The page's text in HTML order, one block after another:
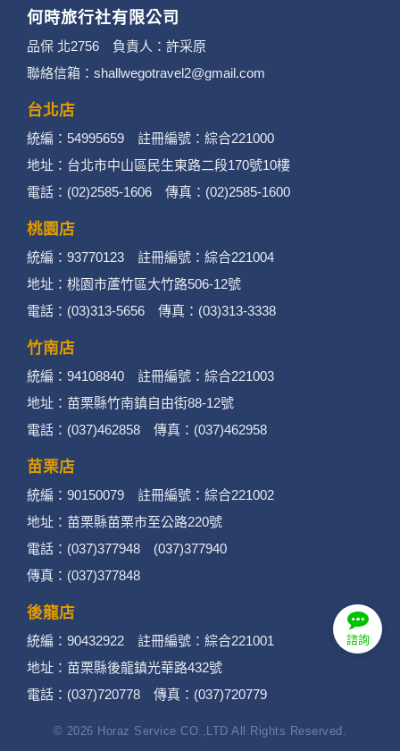
諮詢
何時旅行社有限公司
品保 北2756 負責人：許采原
聯絡信箱：shallwegotravel2@gmail.com
台北店
統編：54995659 註冊編號：綜合221000
地址：台北市中山區民生東路二段170號10樓
電話：(02)2585-1606 傳真：(02)2585-1600
桃園店
統編：93770123 註冊編號：綜合221004
地址：桃園市蘆竹區大竹路506-12號
電話：(03)313-5656 傳真：(03)313-3338
竹南店
統編：94108840 註冊編號：綜合221003
地址：苗栗縣竹南鎮自由街88-12號
電話：(037)462858 傳真：(037)462958
苗栗店
統編：90150079 註冊編號：綜合221002
地址：苗栗縣苗栗市至公路220號
電話：(037)377948 (037)377940
傳真：(037)377848
後龍店
統編：90432922 註冊編號：綜合221001
地址：苗栗縣後龍鎮光華路432號
電話：(037)720778 傳真：(037)720779
© 2026 Horaz Service CO.,LTD All Rights Reserved.